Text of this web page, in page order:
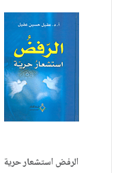
الرفض استشعار حرية